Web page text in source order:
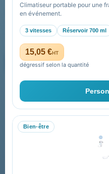
Climatiseur portable pour une
en événement.
3 vitesses Réservoir 700 ml
15,05 €HT
dégressif selon la quantité
Bien-être
Recevez nos offres spéciales
Vous pouvez vous désinscrire à
cela nos informations de
site.
Collectivités &
Devis, mandat